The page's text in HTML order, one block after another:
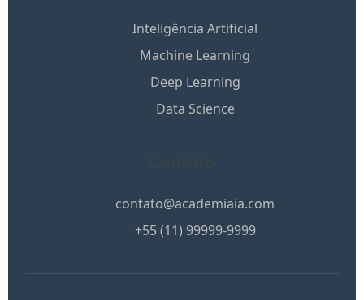
Inteligência Artificial
Machine Learning
Deep Learning
Data Science
contato@academiaia.com
+55 (11) 99999-9999